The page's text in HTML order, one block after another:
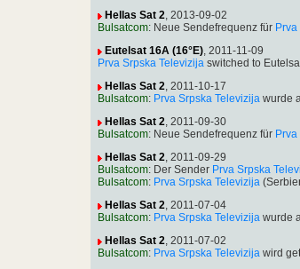
Hellas Sat 2, 2013-09-02
Bulsatcom: Neue Sendefrequenz für
Eutelsat 16A (16°E), 2011-11-09
Prva Srpska Televizija switched to
Hellas Sat 2, 2011-10-17
Bulsatcom: Prva Srpska Televizija wurde
Hellas Sat 2, 2011-09-30
Bulsatcom: Neue Sendefrequenz für
Hellas Sat 2, 2011-09-29
Bulsatcom: Der Sender Prva Srpska
Bulsatcom: Prva Srpska Televizija
Hellas Sat 2, 2011-07-04
Bulsatcom: Prva Srpska Televizija wurde
Hellas Sat 2, 2011-07-02
Bulsatcom: Prva Srpska Televizija wird